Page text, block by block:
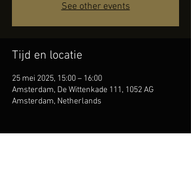
See other events
Tijd en locatie
25 mei 2025, 15:00 – 16:00
Amsterdam, De Wittenkade 111, 1052 AG
Amsterdam, Netherlands